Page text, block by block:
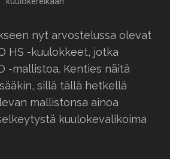
nyt arvostelussa olevat
HS -kuulokkeet, jotka
-mallistoa. Kenties näitä
sillä tällä hetkellä
mallistonsa ainoa
kuulokevalikoima